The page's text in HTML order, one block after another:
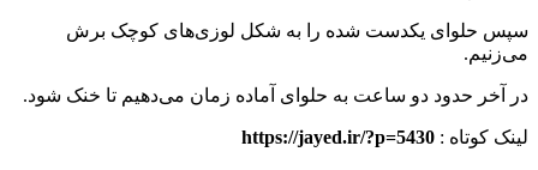
سپس حلوای یکدست شده را به شکل لوزی‌های کوچک برش
می‌زنیم.
در آخر حدود دو ساعت به حلوای آماده زمان می‌دهیم تا خنک شود.
لینک کوتاه : https://jayed.ir/?p=5430